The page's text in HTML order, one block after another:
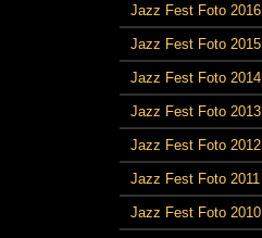
Jazz Fest Foto 2016
Jazz Fest Foto 2015
Jazz Fest Foto 2014
Jazz Fest Foto 2013
Jazz Fest Foto 2012
Jazz Fest Foto 2011
Jazz Fest Foto 2010